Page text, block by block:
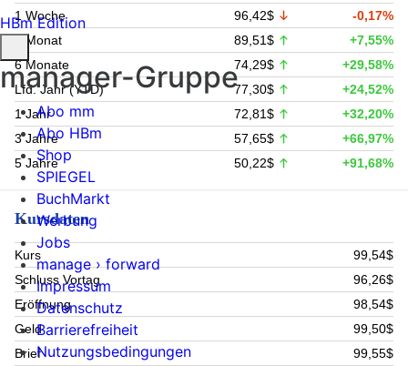
1 Woche
96,42$
-0,17%
1 Monat
89,51$
+7,55%
6 Monate
74,29$
+29,58%
Lfd. Jahr (YTD)
77,30$
+24,52%
1 Jahr
72,81$
+32,20%
3 Jahre
57,65$
+66,97%
5 Jahre
50,22$ +91,68%
Kursdaten
Kurs
99,54$
Schluss Vortag
96,26$
Eröffnung
98,54$
Geld
99,50$
Brief
99,55$
HBm Edition
manager-Gruppe
Abo mm
Abo HBm
Shop
SPIEGEL
BuchMarkt
Werbung
Jobs
manage › forward
Impressum
Datenschutz
Barrierefreiheit
Nutzungsbedingungen